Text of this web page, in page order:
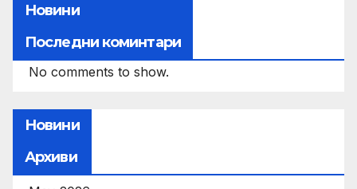
Новини
Последни коминтари
No comments to show.
Новини
Архиви